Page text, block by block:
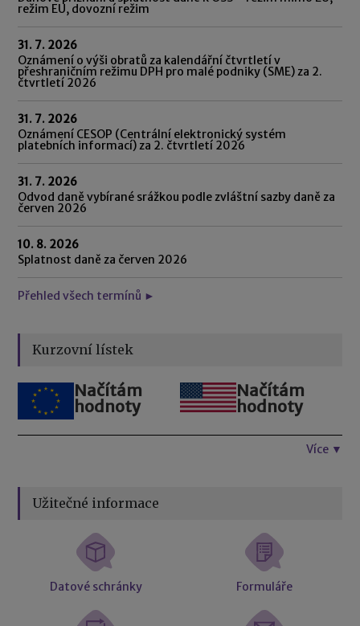
režim EU, dovozní režim
31. 7. 2026
Oznámení o výši obratů za kalendářní čtvrtletí v
přeshraničním režimu DPH pro malé podniky (SME) za 2.
čtvrtletí 2026
31. 7. 2026
Oznámení CESOP (Centrální elektronický systém
platebních informací) za 2. čtvrtletí 2026
31. 7. 2026
Odvod daně vybírané srážkou podle zvláštní sazby daně za
červen 2026
10. 8. 2026
Splatnost daně za červen 2026
Přehled všech termínů ►
Kurzovní lístek
Načítám
hodnoty
Načítám
hodnoty
Více ▼
Užitečné informace
Datové schránky Formuláře